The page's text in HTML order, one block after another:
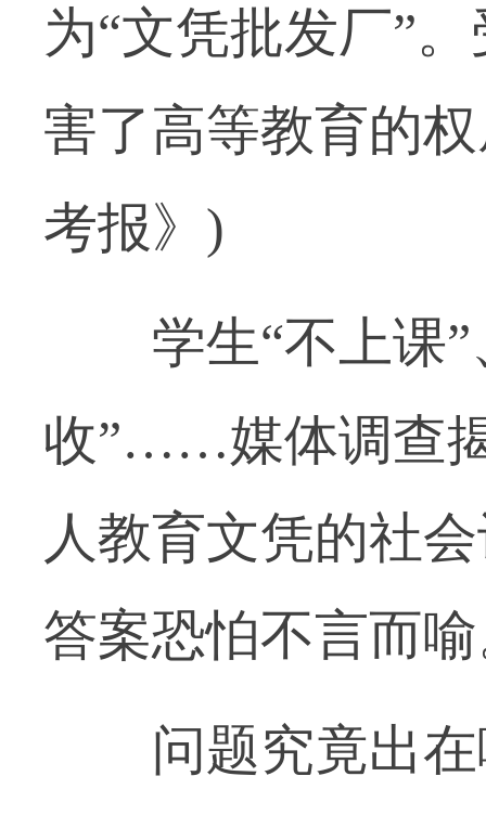
为“文凭批发厂”
害了高等教育的
考报》)
学生“不上课”
收”……媒体调查
人教育文凭的社
答案恐怕不言而
问题究竟出在